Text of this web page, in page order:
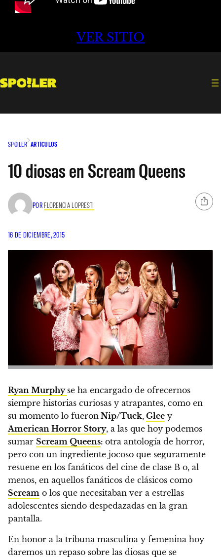
VER SITIO
SPOILER ARTÍCULOS
10 diosas en Scream Queens
POR FLORENCIA LOPRESTI
16 DE DICIEMBRE, 2015
Ryan Murphy se ha encargado de ofrecernos
siempre historias curiosas y atrapantes, como en
su momento lo fueron Nip/Tuck, Glee y
American Horror Story, a las que hoy podemos
sumar Scream Queens: otra antología de horror,
pero con un ingrediente jocoso que seguramente
resuene en los fanáticos del cine de clase B o, al
menos, en aquellos fanáticos de clásicos como
Scream o los que necesitaban ver a estrellas
adolescentes siendo despedazadas en la gran
pantalla.
En honor a la tribuna masculina y femenina hoy
daremos un repaso sobre las diosas que se